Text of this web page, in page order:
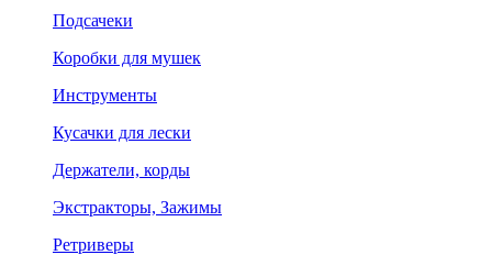
Подсачеки
Коробки для мушек
Инструменты
Кусачки для лески
Держатели, корды
Экстракторы, Зажимы
Ретриверы